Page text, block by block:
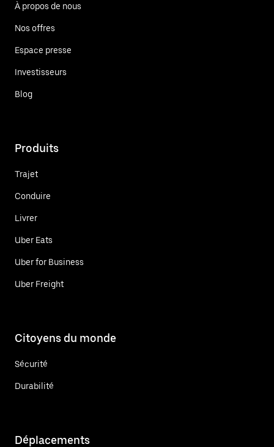
À propos de nous
Nos offres
Espace presse
Investisseurs
Blog
Produits
Trajet
Conduire
Livrer
Uber Eats
Uber for Business
Uber Freight
Citoyens du monde
Sécurité
Durabilité
Déplacements